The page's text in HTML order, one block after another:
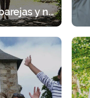
Sesiones para parejas y novios
en pareja,
y rezar.